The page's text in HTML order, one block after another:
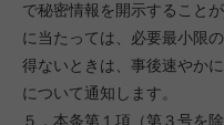
で秘密情報を開示すること
に当たっては、必要最小限
得ないときは、事後速やか
について通知します。
５．本条第１項（第３号を